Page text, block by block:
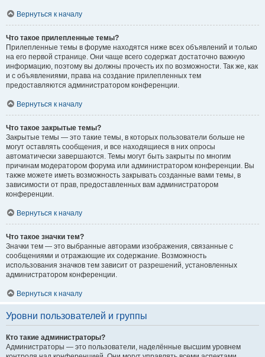
Вернуться к началу
Что такое прилепленные темы?
Прилепленные темы в форуме находятся ниже всех объявлений и только
на его первой странице. Они чаще всего содержат достаточно важную
информацию, поэтому вы должны прочесть их по возможности. Так же, как
и с объявлениями, права на создание прилепленных тем
предоставляются администратором конференции.
Вернуться к началу
Что такое закрытые темы?
Закрытые темы — это такие темы, в которых пользователи больше не
могут оставлять сообщения, и все находящиеся в них опросы
автоматически завершаются. Темы могут быть закрыты по многим
причинам модератором форума или администратором конференции. Вы
также можете иметь возможность закрывать созданные вами темы, в
зависимости от прав, предоставленных вам администратором
конференции.
Вернуться к началу
Что такое значки тем?
Значки тем — это выбранные авторами изображения, связанные с
сообщениями и отражающие их содержание. Возможность
использования значков тем зависит от разрешений, установленных
администратором конференции.
Вернуться к началу
Уровни пользователей и группы
Кто такие администраторы?
Администраторы — это пользователи, наделённые высшим уровнем